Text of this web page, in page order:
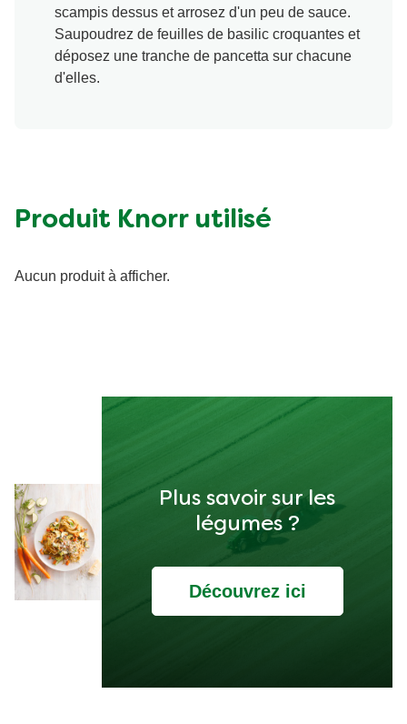
scampis dessus et arrosez d'un peu de sauce.
Saupoudrez de feuilles de basilic croquantes et
déposez une tranche de pancetta sur chacune
d'elles.
Produit Knorr utilisé
Aucun produit à afficher.
Plus savoir sur les
légumes ?
Découvrez ici